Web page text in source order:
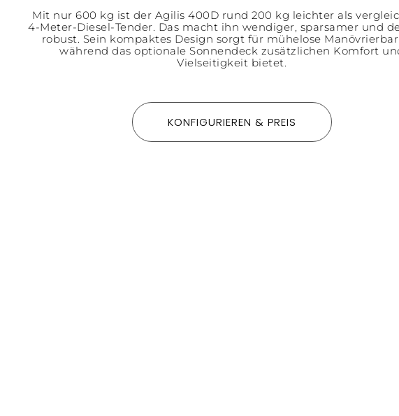
Mit nur 600 kg ist der Agilis 400D rund 200 kg leichter als
4-Meter-Diesel-Tender. Das macht ihn wendiger, sparsamer und
robust. Sein kompaktes Design sorgt für mühelose
während das optionale Sonnendeck zusätzlichen Komfort
Vielseitigkeit bietet.
KONFIGURIEREN & PREIS